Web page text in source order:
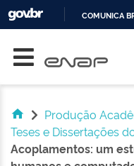
COMUNICA
Produção
Teses e Dissertações
Acoplamentos: um